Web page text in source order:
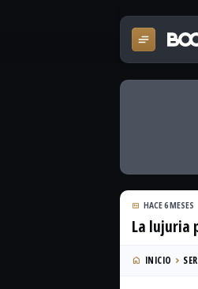
HACE 6 MESES
La lujuria
INICIO